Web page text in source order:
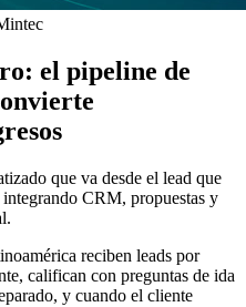
el pipeline de
que va desde el lead que
CRM, propuestas y
reciben leads por
califican con preguntas de ida
y cuando el cliente